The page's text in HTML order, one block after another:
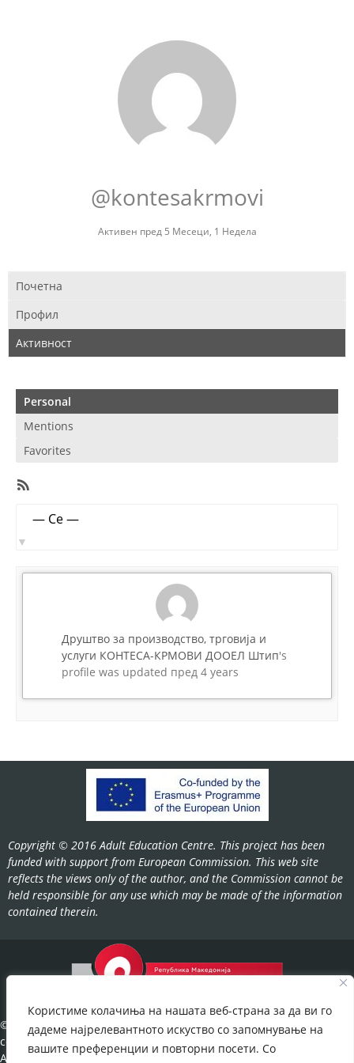
Користиме колачиња на нашата веб-страна за да ви го
дадеме најрелевантното искуство со запомнување на
вашите преференции и повторни посети. Со
@kontesakrmovi
Активен пред 5 Месеци, 1 Недела
Почетна
Профил
Активност
Personal
Mentions
Favorites
Member
Activities
Show:
Друштво за производство, трговија и
услуги КОНТЕСА-КРМОВИ ДООЕЛ Штип's
profile was updated пред 4 years
Copyright © 2016 Adult Education Centre. This project has been
funded with support from European Commission. This web site
reflects the views only of the author, and the Commission cannot be
held responsible for any use which may be made of the information
contained therein.
©2022-
cov.gov.mk.
All Rights